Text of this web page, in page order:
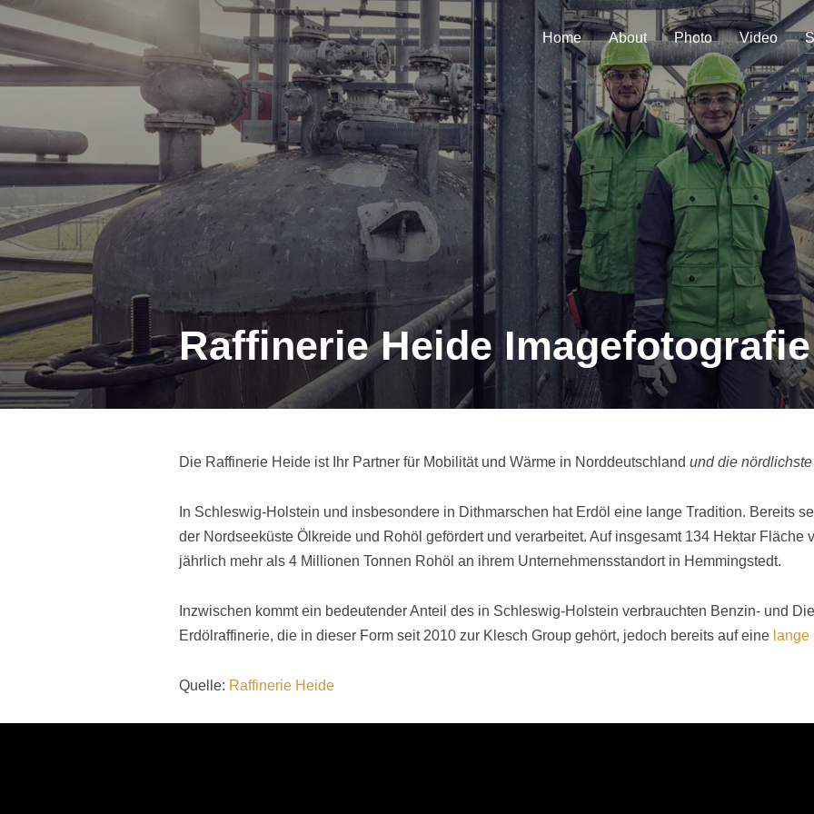
Home About Photo Video
Raffinerie Heide
Die Raffinerie Heide ist Ihr Partner für Mobilität und Wärme in Norddeutschland und die
In Schleswig-Holstein und insbesondere in Dithmarschen hat Erdöl eine lange Tradition. Bereits
der Nordseeküste Ölkreide und Rohöl gefördert und verarbeitet. Auf insgesamt 134 Hektar Fläche
jährlich mehr als 4 Millionen Tonnen Rohöl an ihrem Unternehmensstandort in Hemmingstedt.
Inzwischen kommt ein bedeutender Anteil des in Schleswig-Holstein verbrauchten Benzin- und
Erdölraffinerie, die in dieser Form seit 2010 zur Klesch Group gehört, jedoch bereits auf eine
Quelle: Raffinerie Heide